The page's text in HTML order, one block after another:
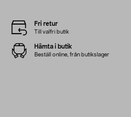
Fri retur
Till valfri butik
Hämta i butik
Beställ online, från butikslager